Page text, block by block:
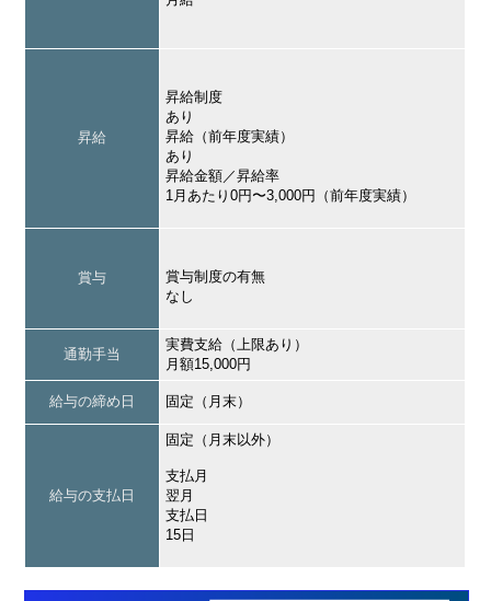
昇給
昇給制度
あり
昇給（前年度実績）
あり
昇給金額／昇給率
1月あたり0円〜3,000円（前年度実績）
賞与
賞与制度の有無
なし
通勤手当
実費支給（上限あり）
月額15,000円
給与の締め日 固定（月末）
給与の支払日
固定（月末以外）
支払月
翌月
支払日
15日